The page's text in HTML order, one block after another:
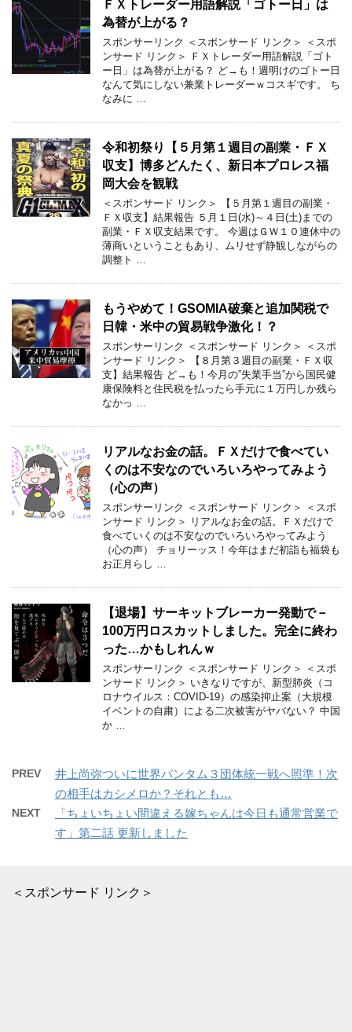
ＦＸトレーダー用語解説「ゴトー日」は
為替が上がる？
スポンサーリンク ＜スポンサード リンク＞ ＜スポ
ンサード リンク＞ ＦＸトレーダー用語解説「ゴト
ー日」は為替が上がる？ ど→も！週明けのゴトー日
なんて気にしない兼業トレーダーｗコスギです。 ち
なみに …
令和初祭り【５月第１週目の副業・ＦＸ
収支】博多どんたく、新日本プロレス福
岡大会を観戦
＜スポンサード リンク＞ 【５月第１週目の副業・
ＦＸ収支】結果報告 ５月１日(水)～４日(土)までの
副業・ＦＸ収支結果です。 今週はＧＷ１０連休中の
薄商いということもあり、ムリせず静観しながらの
調整ト …
もうやめて！GSOMIA破棄と追加関税で
日韓・米中の貿易戦争激化！？
スポンサーリンク ＜スポンサード リンク＞ ＜スポ
ンサード リンク＞ 【８月第３週目の副業・ＦＸ収
支】結果報告 ど→も！今月の”失業手当”から国民健
康保険料と住民税を払ったら手元に１万円しか残ら
なかっ …
リアルなお金の話。ＦＸだけで食べてい
くのは不安なのでいろいろやってみよう
（心の声）
スポンサーリンク ＜スポンサード リンク＞ ＜スポ
ンサード リンク＞ リアルなお金の話。ＦＸだけで
食べていくのは不安なのでいろいろやってみよう
（心の声） チョリーッス！今年はまだ初詣も福袋も
お正月らし …
【退場】サーキットブレーカー発動で－
100万円ロスカットしました。完全に終わ
った…かもしれんｗ
スポンサーリンク ＜スポンサード リンク＞ ＜スポ
ンサード リンク＞ いきなりですが、新型肺炎（コ
ロナウイルス：COVID-19）の感染抑止案（大規模
イベントの自粛）による二次被害がヤバない？ 中国
か …
PREV
井上尚弥ついに世界バンタム３団体統一戦へ照準！次
の相手はカシメロか？それとも…
NEXT
「ちょいちょい間違える嫁ちゃんは今日も通常営業で
す」第二話 更新しました
＜スポンサード リンク＞